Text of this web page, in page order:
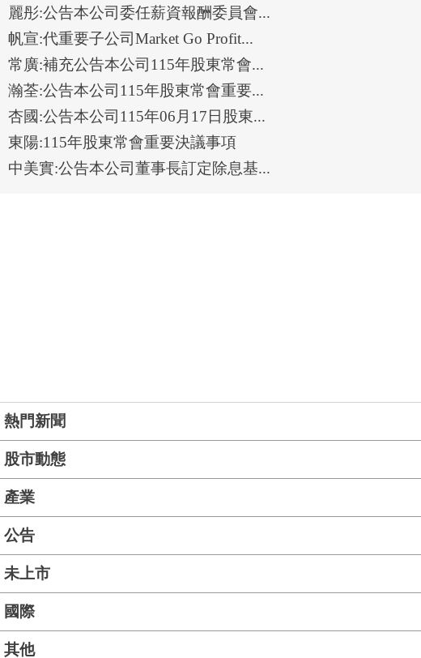
麗彤:公告本公司委任薪資報酬委員會...
帆宣:代重要子公司Market Go Profit...
常廣:補充公告本公司115年股東常會...
瀚荃:公告本公司115年股東常會重要...
杏國:公告本公司115年06月17日股東...
東陽:115年股東常會重要決議事項
中美實:公告本公司董事長訂定除息基...
熱門新聞
股市動態
產業
公告
未上市
國際
其他